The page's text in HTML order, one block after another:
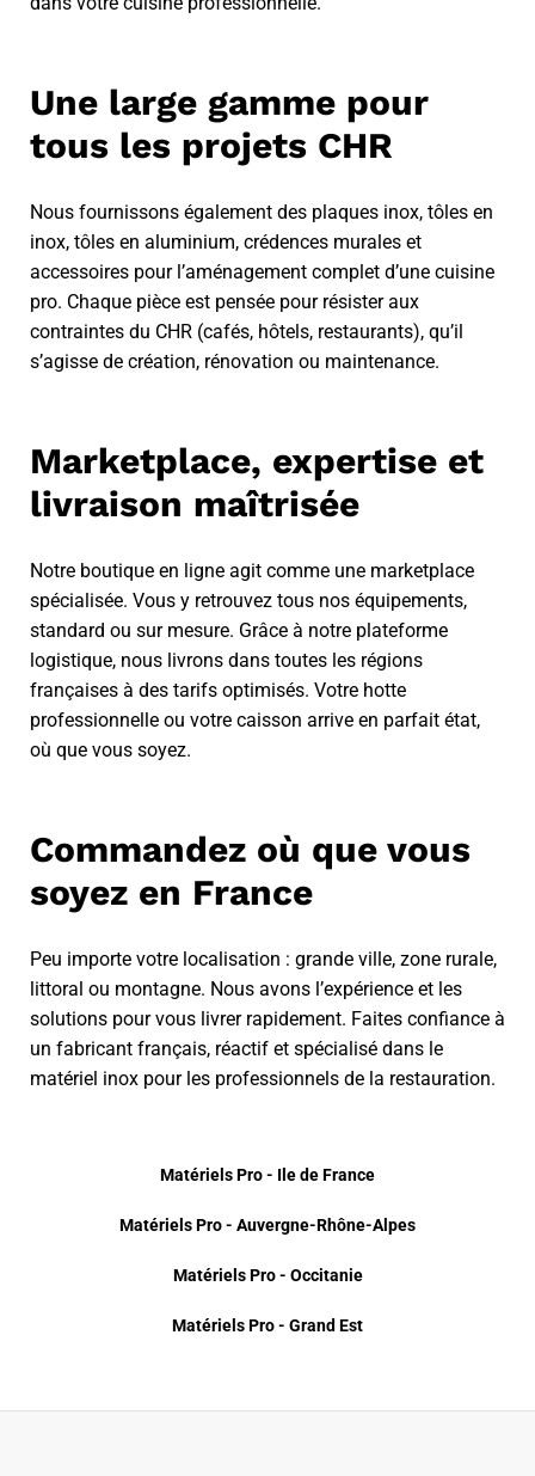
Une large gamme pour
tous les projets CHR
Nous fournissons également des plaques inox, tôles en
inox, tôles en aluminium, crédences murales et
accessoires pour l’aménagement complet d’une cuisine
pro. Chaque pièce est pensée pour résister aux
contraintes du CHR (cafés, hôtels, restaurants), qu’il
s’agisse de création, rénovation ou maintenance.
Marketplace, expertise et
livraison maîtrisée
Notre boutique en ligne agit comme une marketplace
spécialisée. Vous y retrouvez tous nos équipements,
standard ou sur mesure. Grâce à notre plateforme
logistique, nous livrons dans toutes les régions
françaises à des tarifs optimisés. Votre hotte
professionnelle ou votre caisson arrive en parfait état,
où que vous soyez.
Commandez où que vous
soyez en France
Peu importe votre localisation : grande ville, zone rurale,
littoral ou montagne. Nous avons l’expérience et les
solutions pour vous livrer rapidement. Faites confiance à
un fabricant français, réactif et spécialisé dans le
matériel inox pour les professionnels de la restauration.
Matériels Pro - Ile de France
Matériels Pro - Auvergne-Rhône-Alpes
Matériels Pro - Occitanie
Matériels Pro - Grand Est